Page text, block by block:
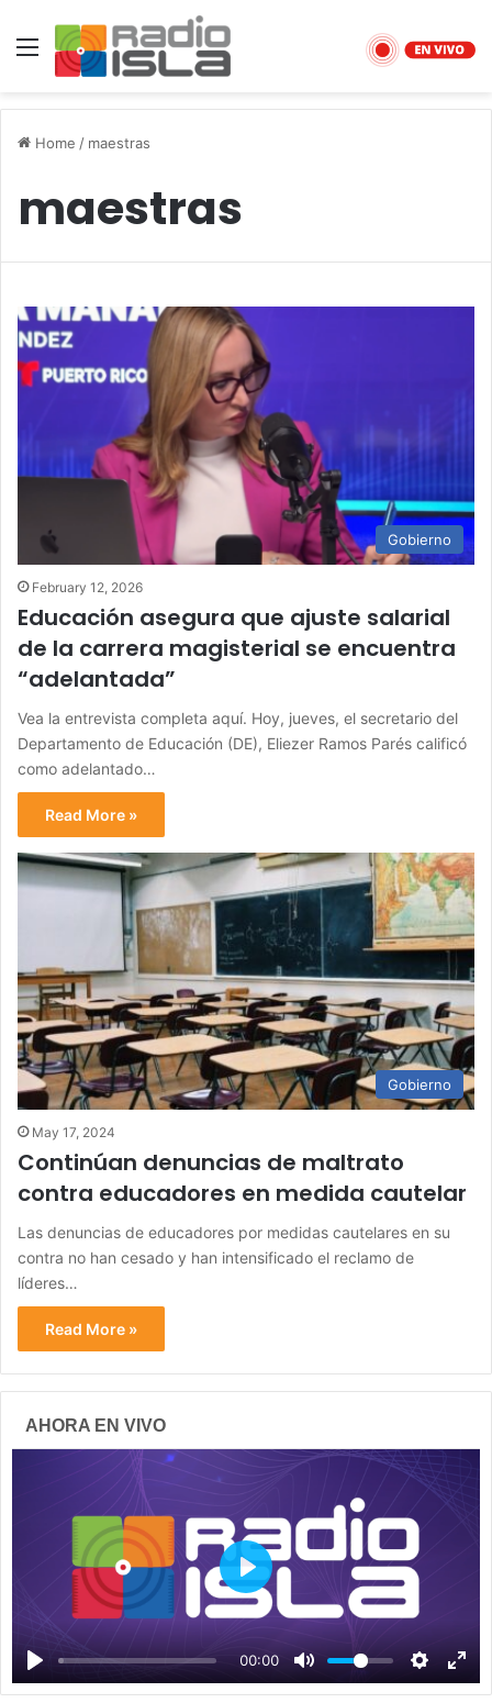
Menu
Home / maestras
maestras
Gobierno
February 12, 2026
Educación asegura que ajuste salarial
de la carrera magisterial se encuentra
“adelantada”
Vea la entrevista completa aquí. Hoy, jueves, el secretario del
Departamento de Educación (DE), Eliezer Ramos Parés calificó
como adelantado…
Read More »
Gobierno
May 17, 2024
Continúan denuncias de maltrato
contra educadores en medida cautelar
Las denuncias de educadores por medidas cautelares en su
contra no han cesado y han intensificado el reclamo de
líderes…
Read More »
AHORA EN VIVO
00:00
P
y